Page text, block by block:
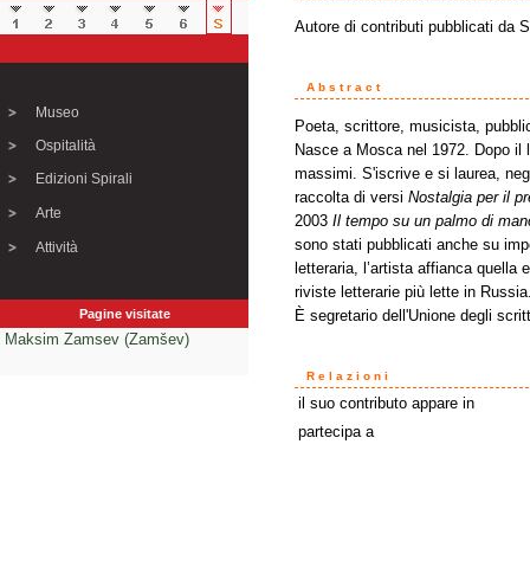
Museo
Ospitalità
Edizioni Spirali
Arte
Attività
Pagine visitate
Maksim Zamsev (Zamšev)
Autore di contributi pubblicati da
Abstract
Poeta, scrittore, musicista,
Nasce a Mosca nel 1972. Dopo
massimi. S'iscrive e si laurea,
raccolta di versi Nostalgia per il
2003 Il tempo su un palmo di
sono stati pubblicati anche su
letteraria, l’artista affianca quella
riviste letterarie più lette in
È segretario dell'Unione degli
Relazioni
il suo contributo appare in
partecipa a